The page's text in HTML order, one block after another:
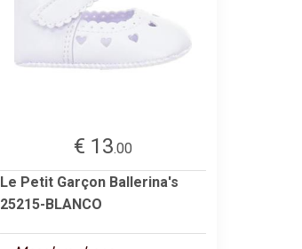
€ 13.00
Le Petit Garçon Ballerina's
25215-BLANCO